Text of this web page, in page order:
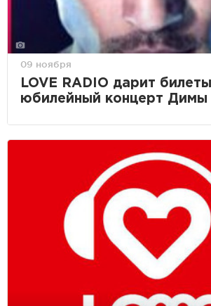
09 ноября
LOVE RADIO дарит
юбилейный концерт Димы